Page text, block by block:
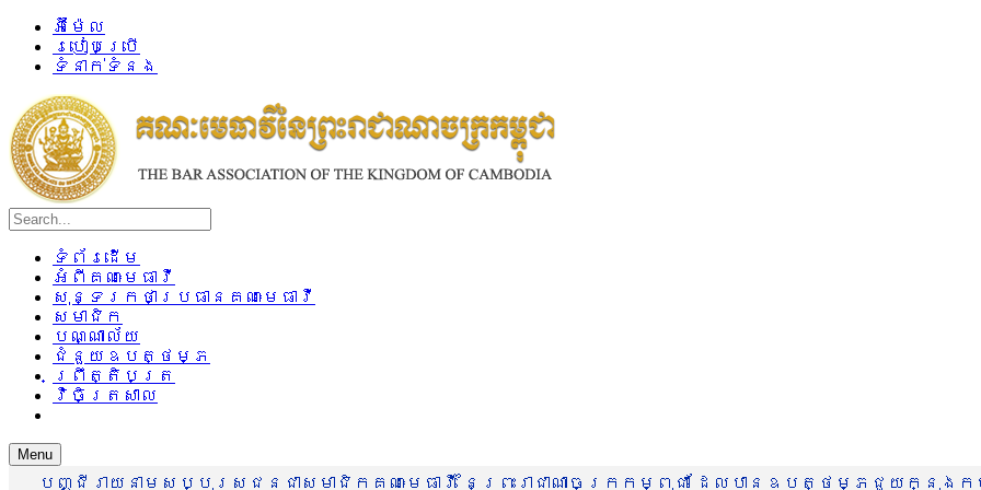
អ៊ីម៉ែល
របៀបប្រើ
ទំនាក់ទំនង
ទំព័រដើម
អំពីគណៈមេធាវី
សុន្ទរកថាប្រធានគណៈមេធាវី
សមាជិក
បណ្ណាល័យ
ជំនួយឧបត្ថម្ភ
ព្រឹត្តិបត្រ
វិចិត្រសាល
Menu
បញ្ជីរាយនាមសប្បុរសជនជាសមាជិកគណៈមេធាវី នៃព្រះរាជាណាចក្រកម្ពុជា ដែលបានឧបត្ថម្ភជួយក្នុង